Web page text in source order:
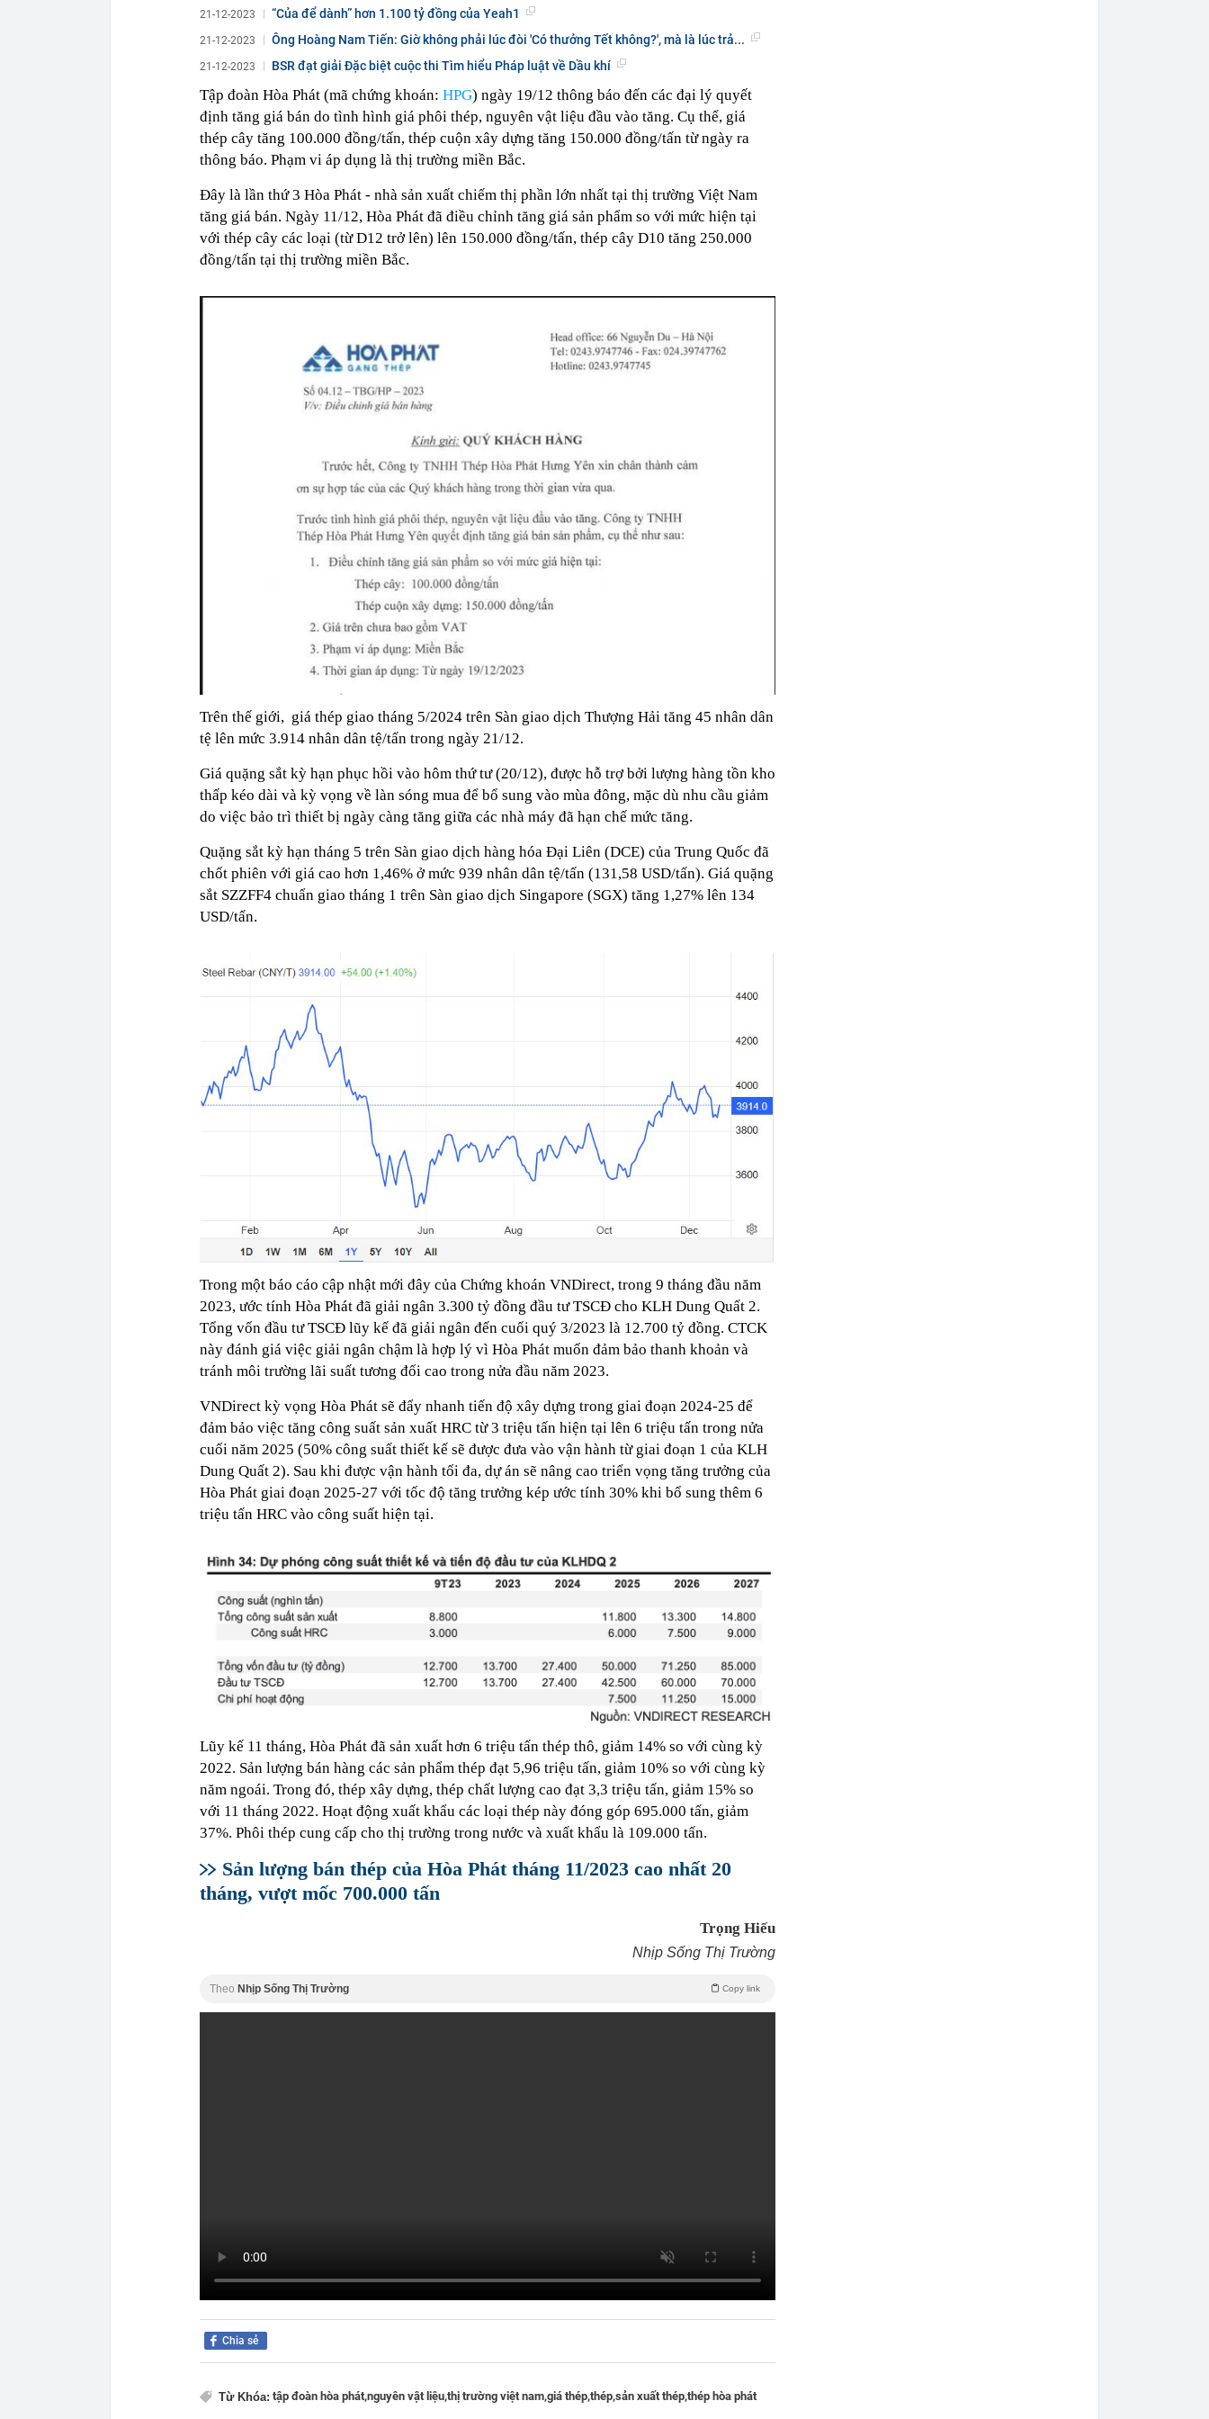
21-12-2023 “Của để dành” hơn 1.100 tỷ đồng của Yeah1
21-12-2023 Ông Hoàng Nam Tiến: Giờ không phải lúc đòi 'Có thưởng Tết không?', mà là lúc trả...
21-12-2023 BSR đạt giải Đặc biệt cuộc thi Tìm hiểu Pháp luật về Dầu khí
Tập đoàn Hòa Phát (mã chứng khoán: HPG) ngày 19/12 thông báo đến các đại lý quyết
định tăng giá bán do tình hình giá phôi thép, nguyên vật liệu đầu vào tăng. Cụ thể, giá
thép cây tăng 100.000 đồng/tấn, thép cuộn xây dựng tăng 150.000 đồng/tấn từ ngày ra
thông báo. Phạm vi áp dụng là thị trường miền Bắc.
Đây là lần thứ 3 Hòa Phát - nhà sản xuất chiếm thị phần lớn nhất tại thị trường Việt Nam
tăng giá bán. Ngày 11/12, Hòa Phát đã điều chỉnh tăng giá sản phẩm so với mức hiện tại
với thép cây các loại (từ D12 trở lên) lên 150.000 đồng/tấn, thép cây D10 tăng 250.000
đồng/tấn tại thị trường miền Bắc.
Trên thế giới, giá thép giao tháng 5/2024 trên Sàn giao dịch Thượng Hải tăng 45 nhân dân
tệ lên mức 3.914 nhân dân tệ/tấn trong ngày 21/12.
Giá quặng sắt kỳ hạn phục hồi vào hôm thứ tư (20/12), được hỗ trợ bởi lượng hàng tồn kho
thấp kéo dài và kỳ vọng về làn sóng mua để bổ sung vào mùa đông, mặc dù nhu cầu giảm
do việc bảo trì thiết bị ngày càng tăng giữa các nhà máy đã hạn chế mức tăng.
Quặng sắt kỳ hạn tháng 5 trên Sàn giao dịch hàng hóa Đại Liên (DCE) của Trung Quốc đã
chốt phiên với giá cao hơn 1,46% ở mức 939 nhân dân tệ/tấn (131,58 USD/tấn). Giá quặng
sắt SZZFF4 chuẩn giao tháng 1 trên Sàn giao dịch Singapore (SGX) tăng 1,27% lên 134
USD/tấn.
Trong một báo cáo cập nhật mới đây của Chứng khoán VNDirect, trong 9 tháng đầu năm
2023, ước tính Hòa Phát đã giải ngân 3.300 tỷ đồng đầu tư TSCĐ cho KLH Dung Quất 2.
Tổng vốn đầu tư TSCĐ lũy kế đã giải ngân đến cuối quý 3/2023 là 12.700 tỷ đồng. CTCK
này đánh giá việc giải ngân chậm là hợp lý vì Hòa Phát muốn đảm bảo thanh khoản và
tránh môi trường lãi suất tương đối cao trong nửa đầu năm 2023.
VNDirect kỳ vọng Hòa Phát sẽ đẩy nhanh tiến độ xây dựng trong giai đoạn 2024-25 để
đảm bảo việc tăng công suất sản xuất HRC từ 3 triệu tấn hiện tại lên 6 triệu tấn trong nửa
cuối năm 2025 (50% công suất thiết kế sẽ được đưa vào vận hành từ giai đoạn 1 của KLH
Dung Quất 2). Sau khi được vận hành tối đa, dự án sẽ nâng cao triển vọng tăng trưởng của
Hòa Phát giai đoạn 2025-27 với tốc độ tăng trưởng kép ước tính 30% khi bổ sung thêm 6
triệu tấn HRC vào công suất hiện tại.
Lũy kế 11 tháng, Hòa Phát đã sản xuất hơn 6 triệu tấn thép thô, giảm 14% so với cùng kỳ
2022. Sản lượng bán hàng các sản phẩm thép đạt 5,96 triệu tấn, giảm 10% so với cùng kỳ
năm ngoái. Trong đó, thép xây dựng, thép chất lượng cao đạt 3,3 triệu tấn, giảm 15% so
với 11 tháng 2022. Hoạt động xuất khẩu các loại thép này đóng góp 695.000 tấn, giảm
37%. Phôi thép cung cấp cho thị trường trong nước và xuất khẩu là 109.000 tấn.
Sản lượng bán thép của Hòa Phát tháng 11/2023 cao nhất 20
tháng, vượt mốc 700.000 tấn
Trọng Hiếu
Nhịp Sống Thị Trường
Theo Nhịp Sống Thị Trường Copy link
Chia sẻ
Từ Khóa: tập đoàn hòa phát,nguyên vật liệu,thị trường việt nam,giá thép,thép,sản xuất thép,thép hòa phát